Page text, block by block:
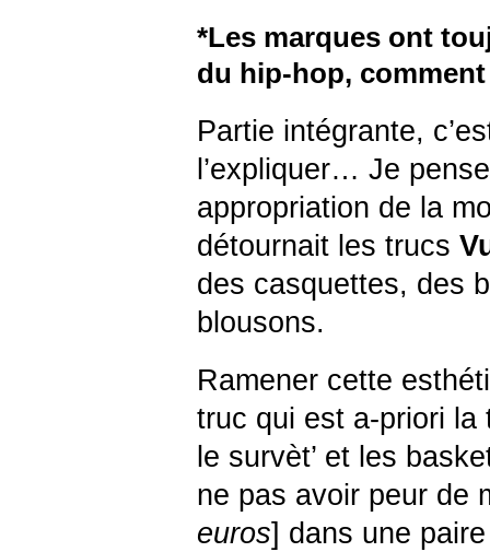
*Les marques ont
du hip-hop,
Partie intégrante,
l’expliquer… Je
appropriation de la
détournait les trucs
des casquettes, des
blousons.
Ramener cette
truc qui est a-priori la
le survèt’ et les
ne pas avoir peur de
euros] dans une